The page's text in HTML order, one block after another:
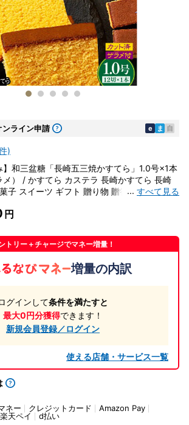
ンライン申請 e ま 自
)
】和三盆糖「長崎五三焼かすてら」1.0号×1本
メ） / かすてら カステラ 長崎かすてら 長崎
子 スイーツ ギフト 贈り物 贈答用 / 南島原市
... すべて見る
トリー＋チャージでマネー増量！
増量の内訳
グインして条件を満たすと
最大0円分獲得できます！
新規会員登録／ログイン
使える店舗・サービス一覧
ネー クレジットカード
Amazon Pay
楽天ペイ d払い